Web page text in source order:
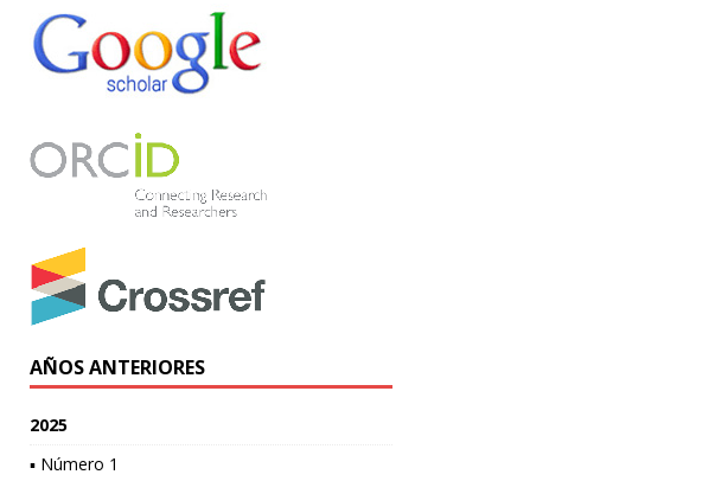
AÑOS ANTERIORES
2025
▪ Número 1